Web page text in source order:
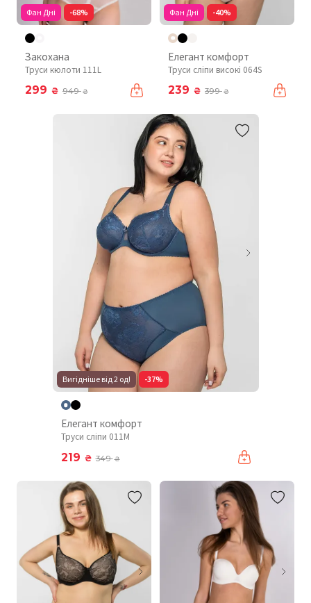
Фан Дні -68%
Закохана
Труси кюлоти 111L
299 ₴ 949₴
Фан Дні -40%
Елегант комфорт
Труси сліпи високі 064S
239 ₴ 399₴
Вигідніше від 2 од! -37%
Елегант комфорт
Труси сліпи 011М
219 ₴ 349₴